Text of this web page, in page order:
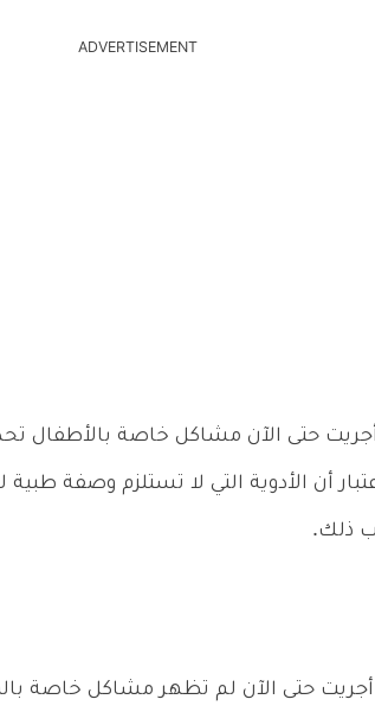
ADVERTISEMENT
حتى الآن مشاكل خاصة بالأطفال
أن الأدوية التي لا تستلزم وصفة
ذلك.
أجريت حتى الآن لم تظهر مشاكل خاصة